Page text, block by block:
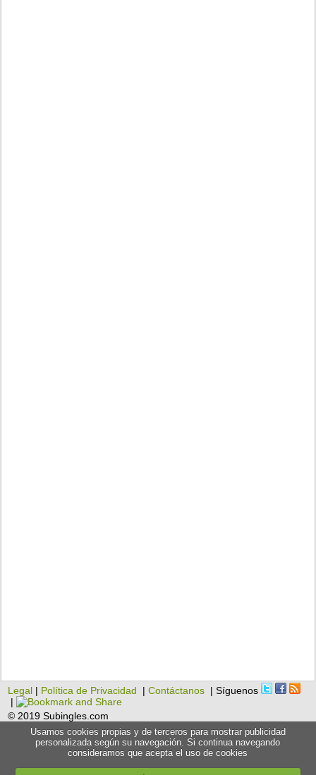
Legal | Política de Privacidad |Contáctanos | Síguenos
|
© 2019 Subingles.com
Usamos cookies propias y de terceros para mostrar publicidad
personalizada según su navegación. Si continua navegando
consideramos que acepta el uso de cookies